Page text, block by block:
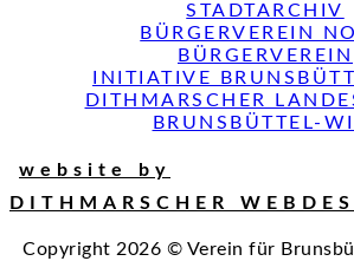
STADTARCHIV
BÜRGERVEREIN
BÜRGERVEREIN
INITIATIVE
DITHMARSCHER
BRUNSBÜTTEL-
website by
DITHMARSCHER
Copyright 2026 © Verein für